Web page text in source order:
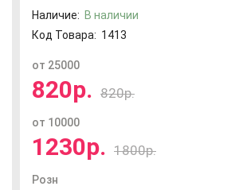
Наличие: В наличии
Код Товара: 1413
от 25000
820р. 820р.
от 10000
1230р. 1800р.
Розн